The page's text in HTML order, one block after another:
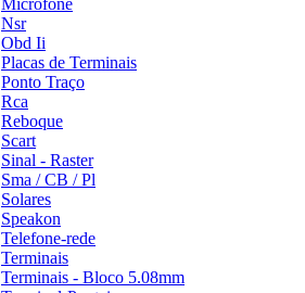
Microfone
Nsr
Obd Ii
Placas de Terminais
Ponto Traço
Rca
Reboque
Scart
Sinal - Raster
Sma / CB / Pl
Solares
Speakon
Telefone-rede
Terminais
Terminais - Bloco 5.08mm